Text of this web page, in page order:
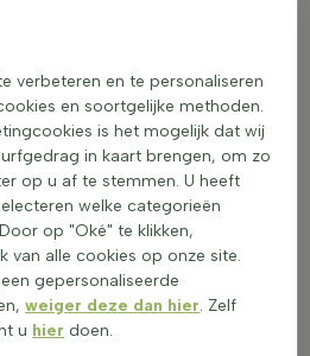
verbeteren en te personaliseren
en soortgelijke methoden.
is het mogelijk dat wij
in kaart brengen, om zo
op u af te stemmen. U heeft
welke categorieën
op "Oké" te klikken,
van alle cookies op onze site.
gepersonaliseerde
weiger deze dan hier. Zelf
u hier doen.